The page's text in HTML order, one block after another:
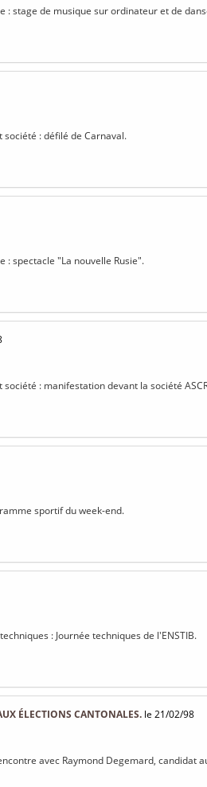
: stage de musique sur ordinateur et de
société : défilé de Carnaval.
: spectacle "La nouvelle Rusie".
: manifestation devant la société
sportif du week-end.
: Journée techniques de l'ENSTIB.
ÉLECTIONS CANTONALES. le 21/02/98
avec Raymond Degemard, candidat